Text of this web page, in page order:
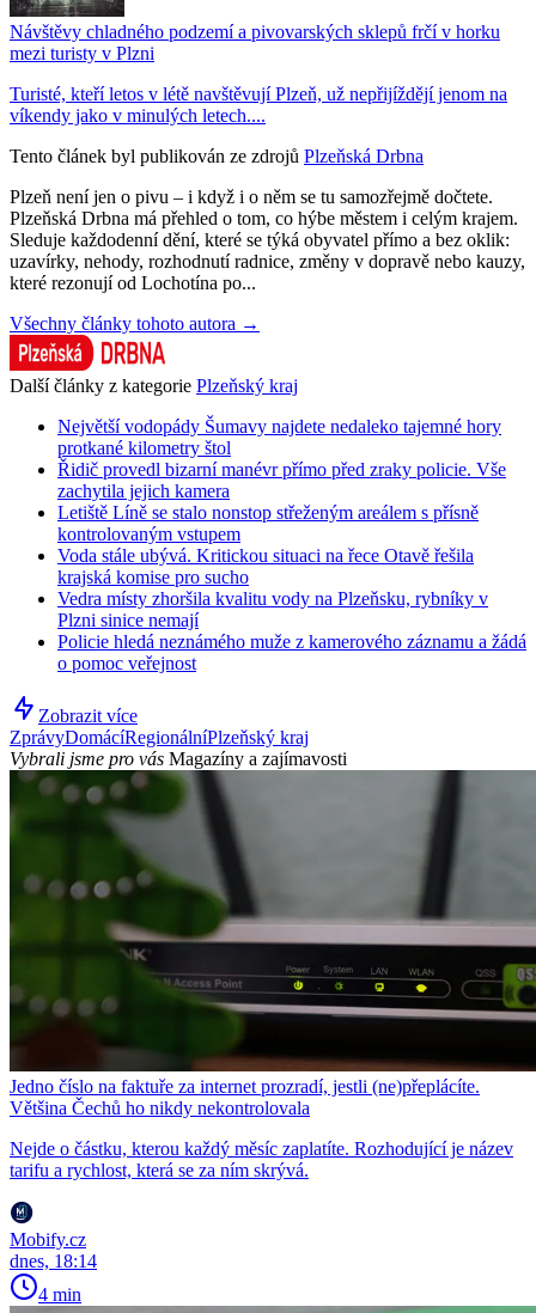
Návštěvy chladného podzemí a pivovarských sklepů frčí v horku
mezi turisty v Plzni
Turisté, kteří letos v létě navštěvují Plzeň, už nepřijíždějí jenom na
víkendy jako v minulých letech....
Tento článek byl publikován ze zdrojů Plzeňská Drbna
Plzeň není jen o pivu – i když i o něm se tu samozřejmě dočtete.
Plzeňská Drbna má přehled o tom, co hýbe městem i celým krajem.
Sleduje každodenní dění, které se týká obyvatel přímo a bez oklik:
uzavírky, nehody, rozhodnutí radnice, změny v dopravě nebo kauzy,
které rezonují od Lochotína po...
Všechny články tohoto autora →
Další články z kategorie Plzeňský kraj
Největší vodopády Šumavy najdete nedaleko tajemné hory
protkané kilometry štol
Řidič provedl bizarní manévr přímo před zraky policie. Vše
zachytila jejich kamera
Letiště Líně se stalo nonstop střeženým areálem s přísně
kontrolovaným vstupem
Voda stále ubývá. Kritickou situaci na řece Otavě řešila
krajská komise pro sucho
Vedra místy zhoršila kvalitu vody na Plzeňsku, rybníky v
Plzni sinice nemají
Policie hledá neznámého muže z kamerového záznamu a žádá
o pomoc veřejnost
Zobrazit více
ZprávyDomácíRegionálníPlzeňský kraj
Vybrali jsme pro vás Magazíny a zajímavosti
Jedno číslo na faktuře za internet prozradí, jestli (ne)přeplácíte.
Většina Čechů ho nikdy nekontrolovala
Nejde o částku, kterou každý měsíc zaplatíte. Rozhodující je název
tarifu a rychlost, která se za ním skrývá.
Mobify.cz
dnes, 18:14
4 min